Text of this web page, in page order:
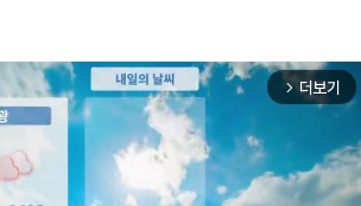
arrow_forward_ios 더보기